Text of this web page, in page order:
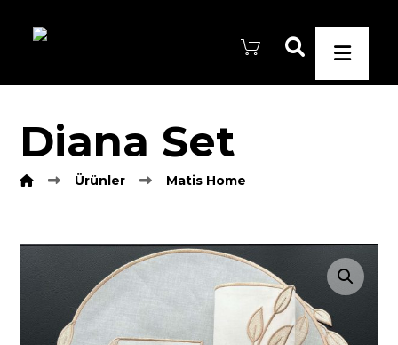
Diana Set
Ürünler Matis Home
Resmi büyüt